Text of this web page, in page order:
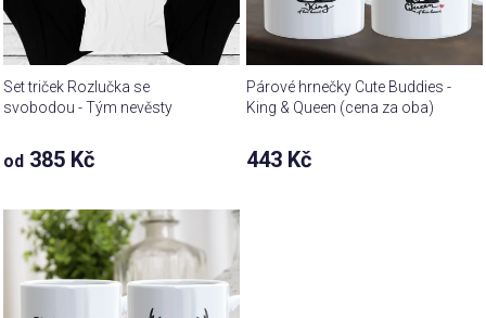
Set triček Rozlučka se
svobodou - Tým nevěsty
od 385 Kč
Párové hrnečky Cute Buddies -
King & Queen (cena za oba)
443 Kč